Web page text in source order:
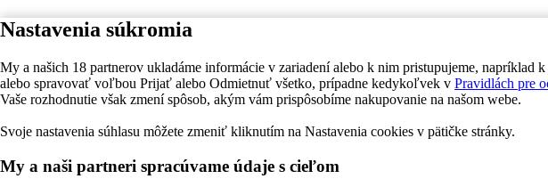
Nastavenia súkromia
My a našich 18 partnerov ukladáme informácie v zariadení alebo k nim pristupujeme,
alebo spravovať voľbou Prijať alebo Odmietnuť všetko, prípadne kedykoľvek v Pravidlách pre
Vaše rozhodnutie však zmení spôsob, akým vám prispôsobíme nakupovanie na našom webe.
Svoje nastavenia súhlasu môžete zmeniť kliknutím na Nastavenia cookies v pätičke stránky.
My a naši partneri spracúvame údaje s cieľom